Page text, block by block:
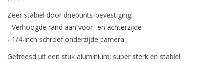
Zeer stabiel door driepunts-bevestiging:
- Verhoogde rand aan voor- en achterzijde
- 1/4-inch schroef onderzijde camera
Gefreesd uit een stuk aluminium; super sterk en stabiel